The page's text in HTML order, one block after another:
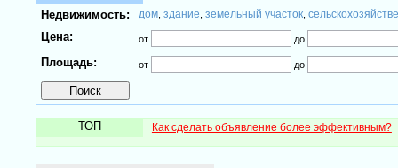
Недвижимость:
дом, здание земельный участок,
Цена: от до
Площадь: от до
ТОП Как сделать объявление более эффективным?